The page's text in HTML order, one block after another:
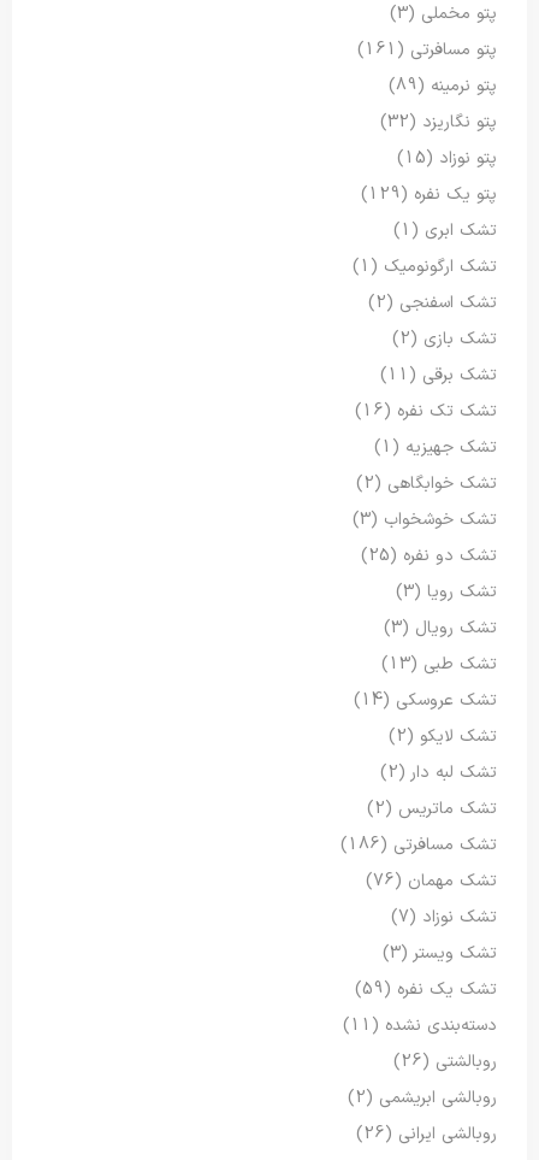
پتو مخملی (3)
پتو مسافرتی (161)
پتو نرمینه (89)
پتو نگاریزد (32)
پتو نوزاد (15)
پتو یک نفره (129)
تشک ابری (1)
تشک ارگونومیک (1)
تشک اسفنجی (2)
تشک بازی (2)
تشک برقی (11)
تشک تک نفره (16)
تشک جهیزیه (1)
تشک خوابگاهی (2)
تشک خوشخواب (3)
تشک دو نفره (25)
تشک رویا (3)
تشک رویال (3)
تشک طبی (13)
تشک عروسکی (14)
تشک لایکو (2)
تشک لبه دار (2)
تشک ماتریس (2)
تشک مسافرتی (186)
تشک مهمان (76)
تشک نوزاد (7)
تشک ویستر (3)
تشک یک نفره (59)
دسته‌بندی نشده (11)
روبالشتی (26)
روبالشی ابریشمی (2)
روبالشی ایرانی (26)